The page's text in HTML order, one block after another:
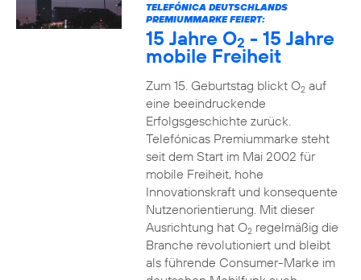
TELEFÓNICA DEUTSCHLANDS
PREMIUMMARKE FEIERT:
15 Jahre O2 - 15 Jahre
mobile Freiheit
Zum 15. Geburtstag blickt O2auf
eine beeindruckende
Erfolgsgeschichte zurück.
Telefónicas Premiummarke steht
seit dem Start im Mai 2002 für
mobile Freiheit, hohe
Innovationskraft und konsequente
Nutzenorientierung. Mit dieser
Ausrichtung hat O2regelmäßig die
Branche revolutioniert und bleibt
als führende Consumer-Marke im